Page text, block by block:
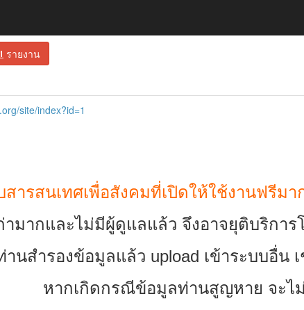
รายงาน
site/index?id=1
สารสนเทศเพื่อสังคมที่เปิดให้ใช้งานฟรีม
ก่ามากและไม่มีผู้ดูแลแล้ว จึงอาจยุติบริกา
นสำรองข้อมูลแล้ว upload เข้าระบบอื่น
หากเกิดกรณีข้อมูลท่านสูญหาย จะไ